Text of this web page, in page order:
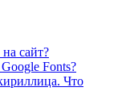
сайт?
Fonts?
Что